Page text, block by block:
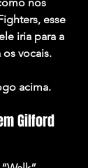
esse
iria para a
os vocais.
acima.
Gilford